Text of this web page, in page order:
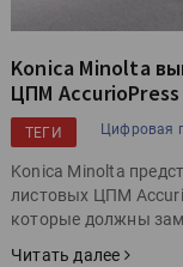
Konica Minolta
ЦПМ AccurioPress
ТЕГИ Цифровая
Konica Minolta
листовых ЦПМ
которые должны
Читать далее